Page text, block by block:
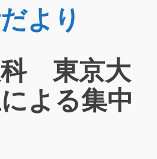
より
科 東京大
よる集中